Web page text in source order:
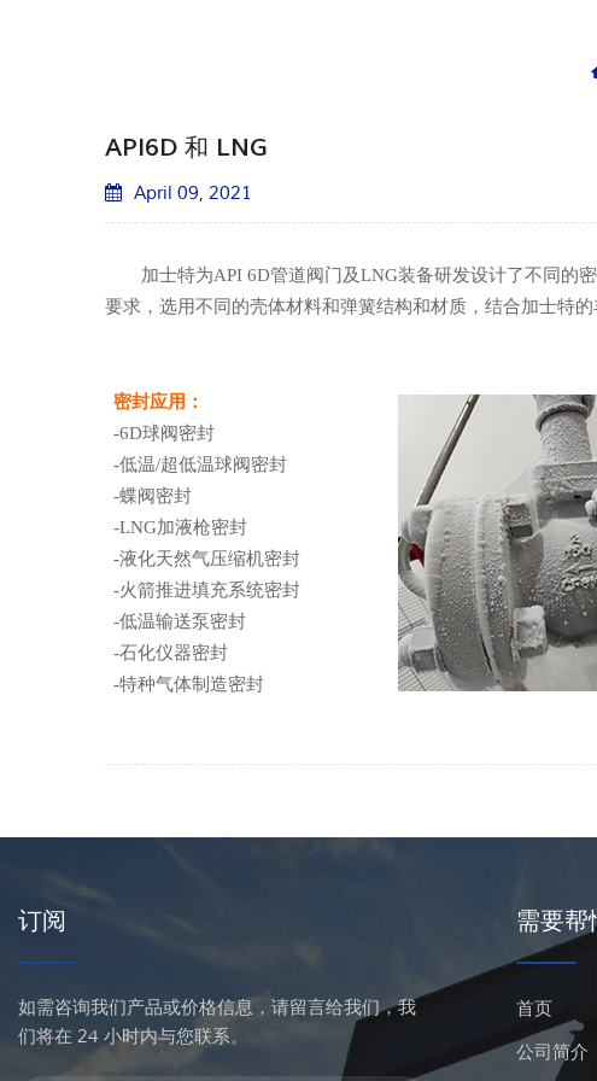
API6D 和 LNG
April 09, 2021
加士特为API 6D管道阀门及LNG装备研发设计了不同的
要求，选用不同的壳体材料和弹簧结构和材质，结合加士特
密封应用：
-6D球阀密封
-低温/超低温球阀密封
-蝶阀密封
-LNG加液枪密封
-液化天然气压缩机密封
-火箭推进填充系统密封
-低温输送泵密封
-石化仪器密封
-特种气体制造密封
订阅
如需咨询我们产品或价格信息，请留言给我们，我
们将在 24 小时内与您联系。
需要帮
首页
公司简介